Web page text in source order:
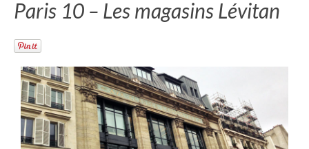
Paris 10 – Les magasins Lévitan